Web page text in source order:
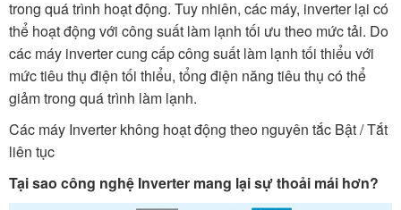
trong quá trình hoạt động. Tuy nhiên, các máy, inverter lại có
thể hoạt động với công suất làm lạnh tối ưu theo mức tải. Do
các máy inverter cung cấp công suất làm lạnh tối thiểu với
mức tiêu thụ điện tối thiểu, tổng điện năng tiêu thụ có thể
giảm trong quá trình làm lạnh.
Các máy Inverter không hoạt động theo nguyên tắc Bật / Tắt
liên tục
Tại sao công nghệ Inverter mang lại sự thoải mái hơn?